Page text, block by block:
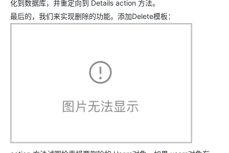
化到数据库，并重定向到 Details action 方法。
最后的，我们来实现删除的功能。添加Delete模板：